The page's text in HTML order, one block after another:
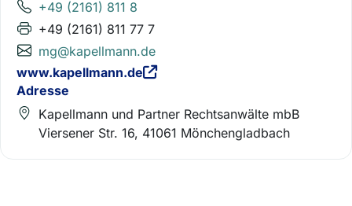
+49 (2161) 811 8
+49 (2161) 811 77 7
mg@kapellmann.de
www.kapellmann.de
Adresse
Kapellmann und Partner Rechtsanwälte mbB
Viersener Str. 16, 41061 Mönchengladbach